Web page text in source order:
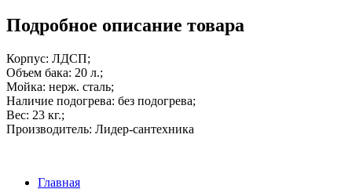
Подробное описание товара
Корпус: ЛДСП;
Объем бака: 20 л.;
Мойка: нерж. сталь;
Наличие подогрева: без подогрева;
Вес: 23 кг.;
Производитель: Лидер-сантехника
Главная